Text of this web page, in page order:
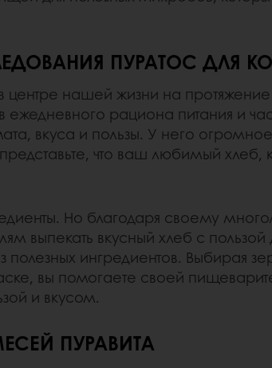
ПУРАТОС ДЛЯ
центре нашей жизни на
рациона питания и
вкуса и пользы. У него
что ваш любимый
Но благодаря своему
выпекать вкусный хлеб с
полезных ингредиентов. Выбирая
вы помогаете своей
и вкусом.
ПУРАВИТА